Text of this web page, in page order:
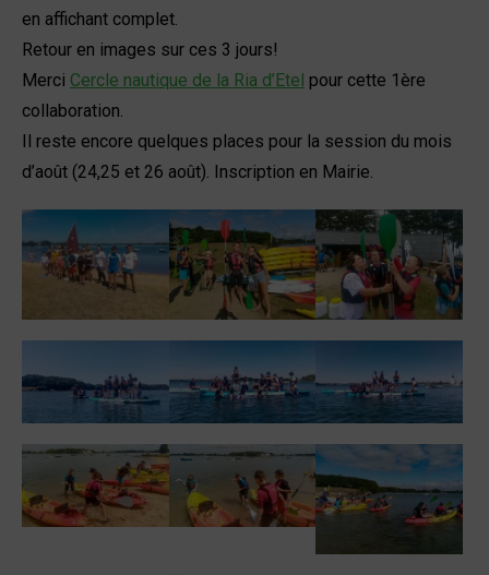
en affichant complet.
Retour en images sur ces 3 jours!
Merci Cercle nautique de la Ria d’Etel pour cette 1ère
collaboration.
Il reste encore quelques places pour la session du mois
d’août (24,25 et 26 août). Inscription en Mairie.